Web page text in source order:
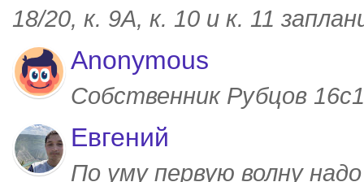
18/20, к. 9А, к. 10 и к. 11
Anonymous
Собственник Рубцов
Евгений
По уму первую волну